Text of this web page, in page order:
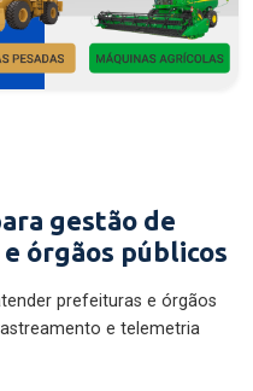
gestão de
órgãos públicos
prefeituras e órgãos
e telemetria